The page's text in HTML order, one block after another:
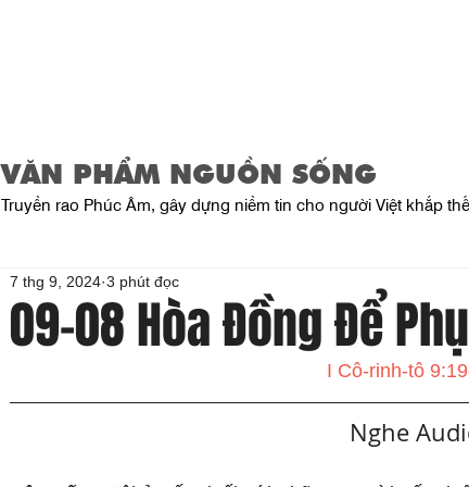
VĂN PHẨM NGUỒN SỐNG
Truyền rao Phúc Âm, gây dựng niềm tin cho người Việt khắp
09-08 Hòa Đồng Để
7 thg 9, 2024 3 phút đọc
I Cô-rinh-tô
Nghe